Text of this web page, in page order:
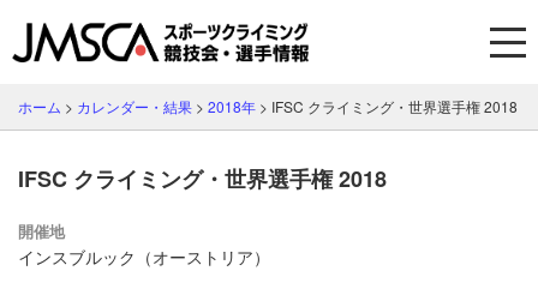
ホーム > カレンダー・結果 > 2018年 > IFSC クライミング・世界選手権 2018
IFSC クライミング・世界選手権 2018
開催地
インスブルック（オーストリア）